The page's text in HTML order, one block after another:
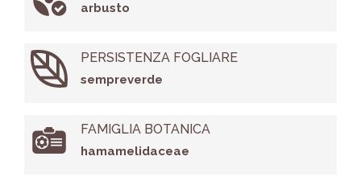
arbusto
PERSISTENZA FOGLIARE
sempreverde
FAMIGLIA BOTANICA
hamamelidaceae